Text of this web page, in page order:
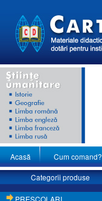
Acasă Cum comand?
Categorii produse
PREŞCOLARI